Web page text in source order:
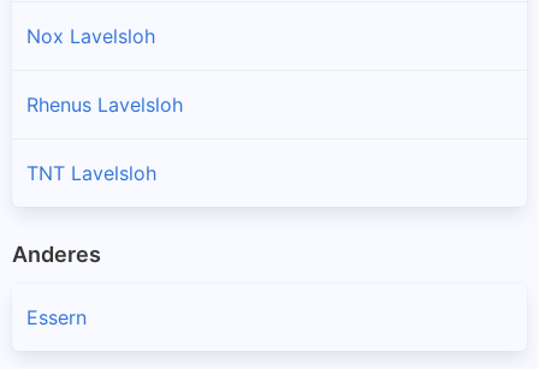
Nox Lavelsloh
Rhenus Lavelsloh
TNT Lavelsloh
Anderes
Essern